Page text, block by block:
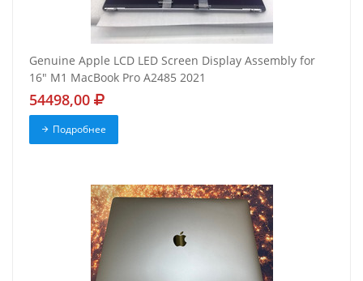
Genuine Apple LCD LED Screen Display Assembly for
16" M1 MacBook Pro A2485 2021
54498,00
Подробнее